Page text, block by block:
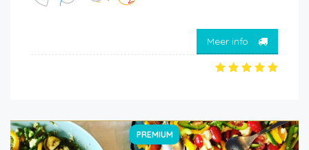
Meer info
PREMIUM